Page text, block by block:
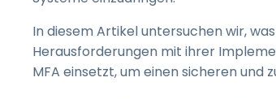
In diesem Artikel untersuchen wir,
Herausforderungen mit ihrer
MFA einsetzt, um einen sicheren und